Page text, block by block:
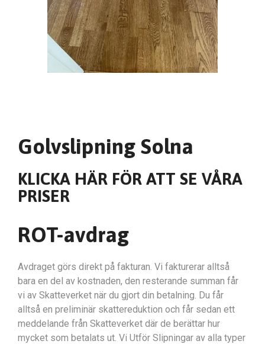
Golvslipning Solna
KLICKA HÄR FÖR ATT SE VÅRA
PRISER
ROT-avdrag
Avdraget görs direkt på fakturan. Vi fakturerar alltså
bara en del av kostnaden, den resterande summan får
vi av Skatteverket när du gjort din betalning. Du får
alltså en preliminär skattereduktion och får sedan ett
meddelande från Skatteverket där de berättar hur
mycket som betalats ut. Vi Utför Slipningar av alla typer